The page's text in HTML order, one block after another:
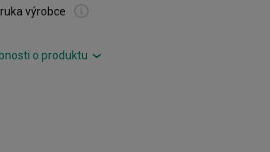
výrobce
o produktu ›